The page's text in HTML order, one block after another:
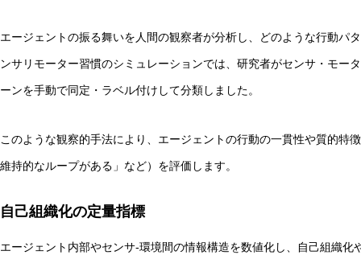
エージェントの振る舞いを人間の観察者が分析し、どのような行動パ
ンサリモーター習慣のシミュレーションでは、研究者がセンサ・モー
ーンを手動で同定・ラベル付けして分類しました。
このような観察的手法により、エージェントの行動の一貫性や質的特
維持的なループがある」など）を評価します。
自己組織化の定量指標
エージェント内部やセンサ-環境間の情報構造を数値化し、自己組織